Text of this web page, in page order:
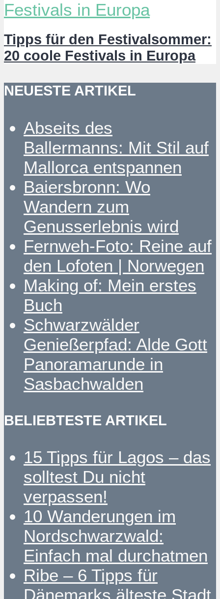
Tipps für den Festivalsommer:
20 coole Festivals in Europa
NEUESTE ARTIKEL
Abseits des
Ballermanns: Mit Stil auf
Mallorca entspannen
Baiersbronn: Wo
Wandern zum
Genusserlebnis wird
Fernweh-Foto: Reine auf
den Lofoten | Norwegen
Making of: Mein erstes
Buch
Schwarzwälder
Genießerpfad: Alde Gott
Panoramarunde in
Sasbachwalden
BELIEBTESTE ARTIKEL
15 Tipps für Lagos – das
solltest Du nicht
verpassen!
10 Wanderungen im
Nordschwarzwald:
Einfach mal durchatmen
Ribe – 6 Tipps für
Dänemarks älteste Stadt